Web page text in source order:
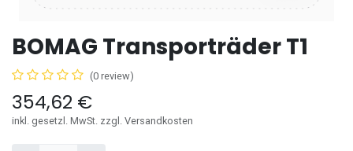
BOMAG Transporträder T1
(0 review)
354,62 €
inkl. gesetzl. MwSt. zzgl. Versandkosten